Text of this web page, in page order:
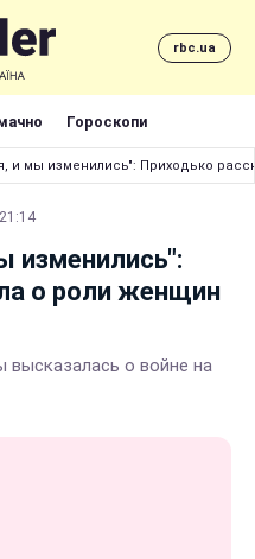
rbc.ua
Гороскопи
и мы изменились": Приходько
изменились":
о роли женщин
высказалась о войне на